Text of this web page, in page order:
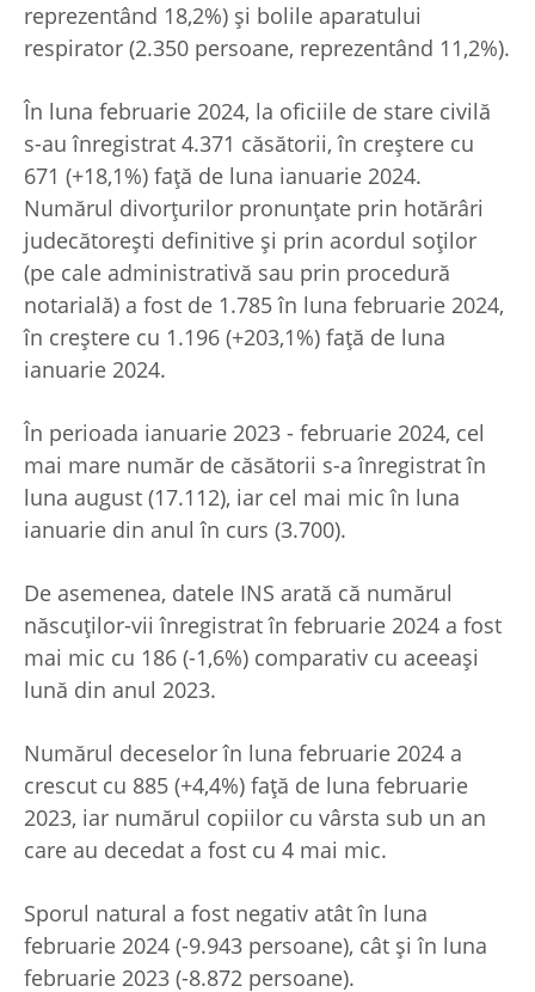
reprezentând 18,2%) şi bolile aparatului
respirator (2.350 persoane, reprezentând 11,2%).
În luna februarie 2024, la oficiile de stare civilă
s-au înregistrat 4.371 căsătorii, în creştere cu
671 (+18,1%) faţă de luna ianuarie 2024.
Numărul divorţurilor pronunţate prin hotărâri
judecătoreşti definitive şi prin acordul soţilor
(pe cale administrativă sau prin procedură
notarială) a fost de 1.785 în luna februarie 2024,
în creştere cu 1.196 (+203,1%) faţă de luna
ianuarie 2024.
În perioada ianuarie 2023 - februarie 2024, cel
mai mare număr de căsătorii s-a înregistrat în
luna august (17.112), iar cel mai mic în luna
ianuarie din anul în curs (3.700).
De asemenea, datele INS arată că numărul
născuţilor-vii înregistrat în februarie 2024 a fost
mai mic cu 186 (-1,6%) comparativ cu aceeaşi
lună din anul 2023.
Numărul deceselor în luna februarie 2024 a
crescut cu 885 (+4,4%) faţă de luna februarie
2023, iar numărul copiilor cu vârsta sub un an
care au decedat a fost cu 4 mai mic.
Sporul natural a fost negativ atât în luna
februarie 2024 (-9.943 persoane), cât şi în luna
februarie 2023 (-8.872 persoane).